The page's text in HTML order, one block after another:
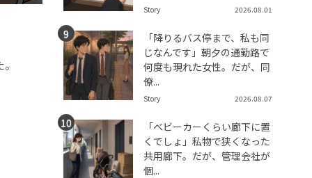
Story 2026.08.01
「降りるバス停まで、私も同
じなんです」朝夕の通勤路で
何度も現れた女性。だが、同
僚...
Story 2026.08.07
「ベビーカーくらい廊下に置
くでしょ」私物で狭くなった
共用廊下。だが、管理会社が
個...